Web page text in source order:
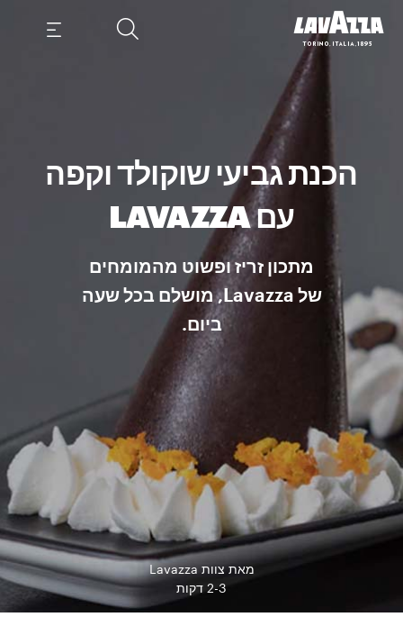
הכנת גביעי שוקולד וקפה
עם LAVAZZA
מתכון זריז ופשוט מהמומחים
של Lavazza, מושלם בכל שעה
ביום.
מאת צוות Lavazza
2-3 דקות